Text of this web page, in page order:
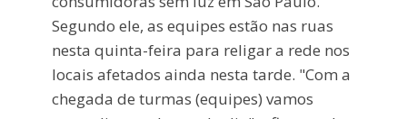
Segundo ele, as equipes estão nas ruas
nesta quinta-feira para religar a rede nos
locais afetados ainda nesta tarde. "Com a
chegada de turmas (equipes) vamos